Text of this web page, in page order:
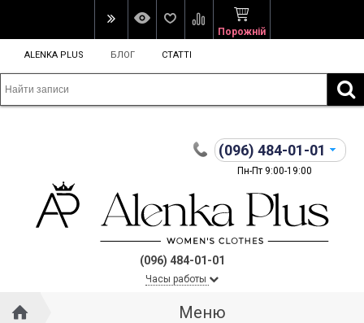
Порожній
ALENKA PLUS БЛОГ СТАТТІ
(096) 484-01-01
Пн-Пт 9:00-19:00
(096) 484-01-01
Часы работы
Меню